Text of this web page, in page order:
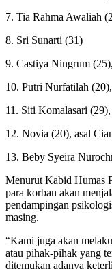
7. Tia Rahma Awaliah
8. Sri Sunarti (31)
9. Castiya Ningrum
10. Putri Nurfatilah
11. Siti Komalasari
12. Novia (20), asal
13. Beby Syeira
Menurut Kabid Humas
para korban akan
pendampingan
masing.
“Kami juga akan
atau pihak-pihak yang
ditemukan adanya